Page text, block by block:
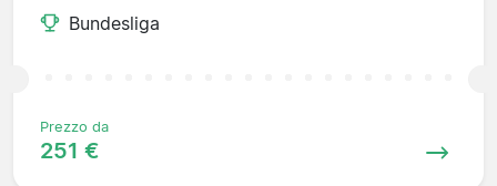
Bundesliga
Prezzo da
251 €